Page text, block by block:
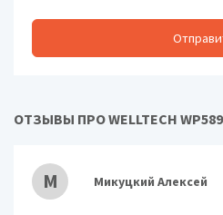
ОТЗЫВЫ ПРО WELLTECH WP589
М Микуцкий Алексей